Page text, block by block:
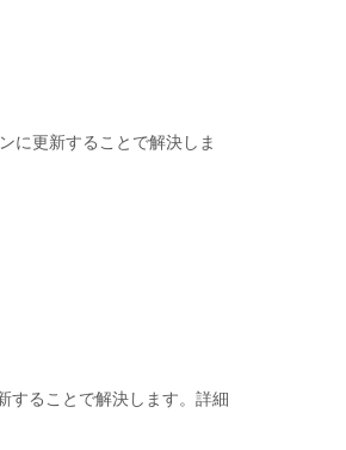
に更新することで解決しま
することで解決します。詳細